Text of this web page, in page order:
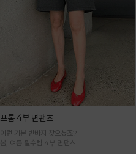
프롬 4부 면팬츠
이런 기본 반바지 찾으셨죠?
봄, 여름 필수템 4부 면팬츠